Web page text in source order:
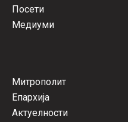
Посети
Медиуми
Митрополит
Епархија
Актуелности